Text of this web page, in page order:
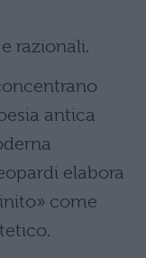
razionali.
antica
elabora
come